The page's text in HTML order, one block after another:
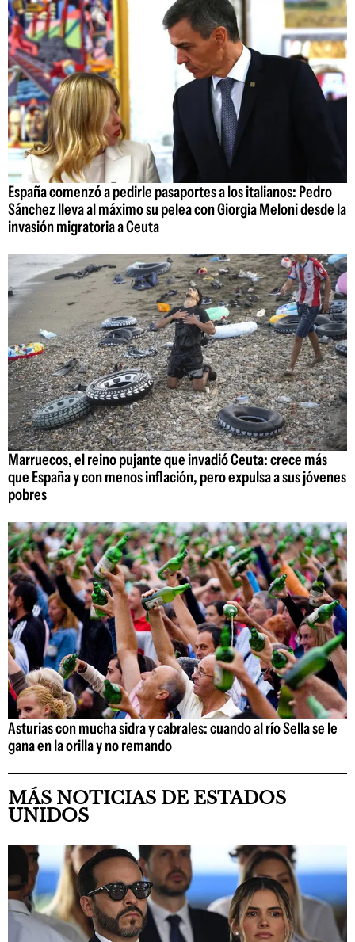
España comenzó a pedirle pasaportes a los italianos: Pedro
Sánchez lleva al máximo su pelea con Giorgia Meloni desde la
invasión migratoria a Ceuta
Marruecos, el reino pujante que invadió Ceuta: crece más
que España y con menos inflación, pero expulsa a sus jóvenes
pobres
Asturias con mucha sidra y cabrales: cuando al río Sella se le
gana en la orilla y no remando
MÁS NOTICIAS DE ESTADOS
UNIDOS